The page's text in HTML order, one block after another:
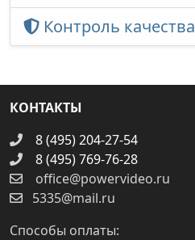
Контроль качества
КОНТАКТЫ
8 (495) 204-27-54
8 (495) 769-76-28
office@powervideo.ru
5335@mail.ru
Способы оплаты: